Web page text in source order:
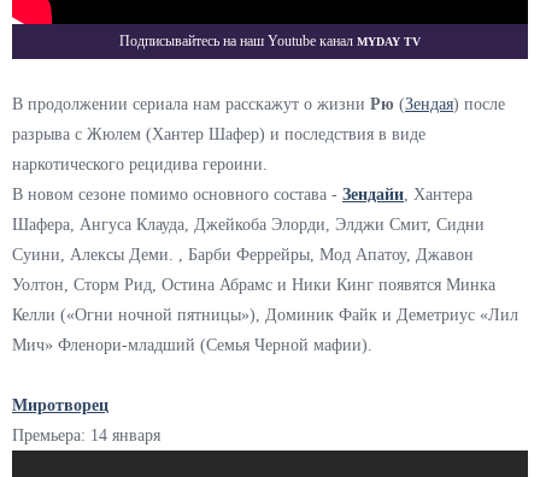
Подписывайтесь на наш Youtube канал Myday TV
В продолжении сериала нам расскажут о жизни Рю (Зендая) после
разрыва с Жюлем (Хантер Шафер) и последствия в виде
наркотического рецидива героини.
В новом сезоне помимо основного состава - Зендайи , Хантера
Шафера, Ангуса Клауда, Джейкоба Элорди, Элджи Смит, Сидни
Суини, Алексы Деми. , Барби Феррейры, Мод Апатоу, Джавон
Уолтон, Сторм Рид, Остина Абрамс и Ники Кинг появятся Минка
Келли («Огни ночной пятницы»), Доминик Файк и Деметриус «Лил
Мич» Фленори-младший (Семья Черной мафии).
Миротворец
Премьера: 14 января